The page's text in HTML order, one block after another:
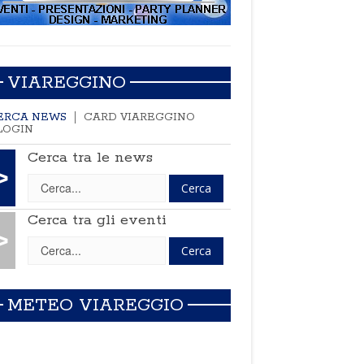
VIAREGGINO
NEWS
CARD VIAREGGINO
Cerca tra le news
Cerca tra gli eventi
METEO VIAREGGIO